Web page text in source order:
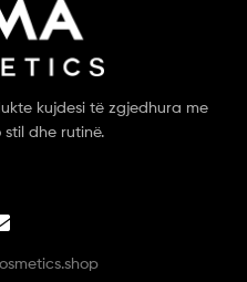
kujdesi të zgjedhura me
dhe rutinë.